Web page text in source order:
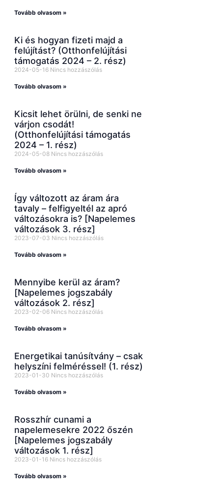
Tovább olvasom »
Ki és hogyan fizeti majd a
felújítást? (Otthonfelújítási
támogatás 2024 – 2. rész)
2024-05-16 Nincs hozzászólás
Tovább olvasom »
Kicsit lehet örülni, de senki ne
várjon csodát!
(Otthonfelújítási támogatás
2024 – 1. rész)
2024-05-08 Nincs hozzászólás
Tovább olvasom »
Így változott az áram ára
tavaly – felfigyeltél az apró
változásokra is? [Napelemes
változások 3. rész]
2023-07-03 Nincs hozzászólás
Tovább olvasom »
Mennyibe kerül az áram?
[Napelemes jogszabály
változások 2. rész]
2023-02-06 Nincs hozzászólás
Tovább olvasom »
Energetikai tanúsítvány – csak
helyszíni felméréssel! (1. rész)
2023-01-30 Nincs hozzászólás
Tovább olvasom »
Rosszhír cunami a
napelemesekre 2022 őszén
[Napelemes jogszabály
változások 1. rész]
2023-01-16 Nincs hozzászólás
Tovább olvasom »